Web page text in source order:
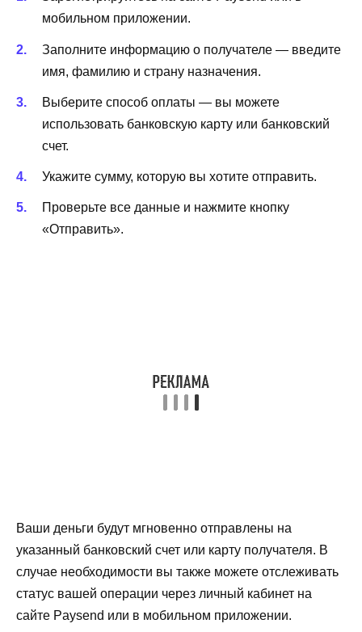
мобильном приложении.
Заполните информацию о получателе — введите
имя, фамилию и страну назначения.
Выберите способ оплаты — вы можете
использовать банковскую карту или банковский
счет.
Укажите сумму, которую вы хотите отправить.
Проверьте все данные и нажмите кнопку
«Отправить».
Ваши деньги будут мгновенно отправлены на
указанный банковский счет или карту получателя. В
случае необходимости вы также можете отслеживать
статус вашей операции через личный кабинет на
сайте Paysend или в мобильном приложении.